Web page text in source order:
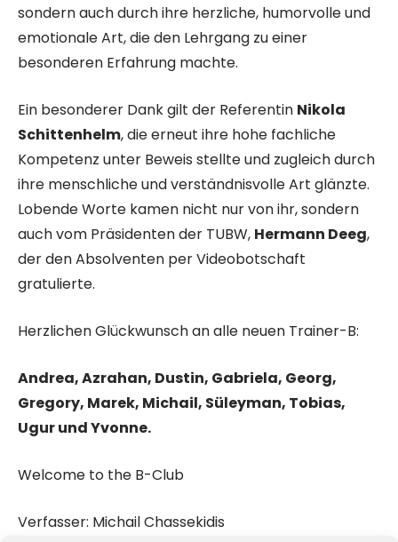
sondern auch durch ihre herzliche, humorvolle und
emotionale Art, die den Lehrgang zu einer
besonderen Erfahrung machte.
Ein besonderer Dank gilt der Referentin Nikola
Schittenhelm, die erneut ihre hohe fachliche
Kompetenz unter Beweis stellte und zugleich durch
ihre menschliche und verständnisvolle Art glänzte.
Lobende Worte kamen nicht nur von ihr, sondern
auch vom Präsidenten der TUBW, Hermann Deeg,
der den Absolventen per Videobotschaft
gratulierte.
Herzlichen Glückwunsch an alle neuen Trainer-B:
Andrea, Azrahan, Dustin, Gabriela, Georg,
Gregory, Marek, Michail, Süleyman, Tobias,
Ugur und Yvonne.
Welcome to the B-Club
Verfasser: Michail Chassekidis